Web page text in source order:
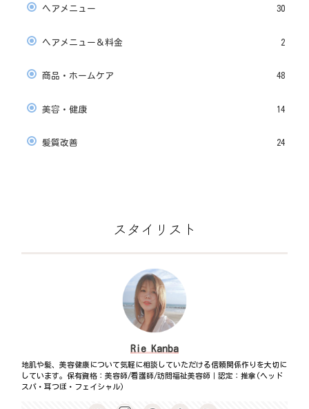
ヘアメニュー 30
ヘアメニュー＆料金 2
商品・ホームケア 48
美容・健康 14
髪質改善 24
スタイリスト
Rie Kanba
地肌や髪、美容健康について気軽に相談していただける信頼関係作りを大切に
しています。保有資格：美容師/看護師/訪問福祉美容師｜認定：推拿(ヘッド
スパ・耳つぼ・フェイシャル)